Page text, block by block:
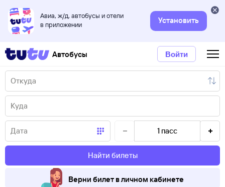
Авиа, ж/д, автобусы и отели
в приложении
Установить
Автобусы Войти
1 пасс
Найти билеты
Верни билет в личном кабинете